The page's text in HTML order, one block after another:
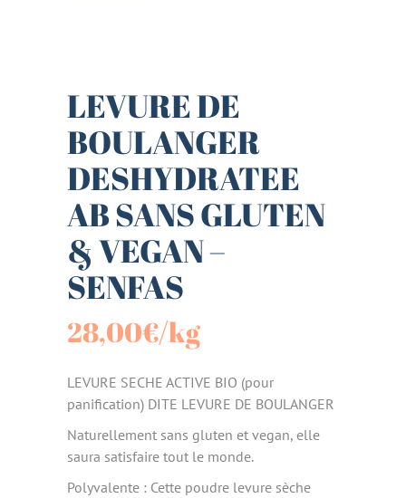
LEVURE DE
BOULANGER
DESHYDRATEE
AB SANS GLUTEN
& VEGAN –
SENFAS
28,00€/kg
LEVURE SECHE ACTIVE BIO (pour
panification) DITE LEVURE DE BOULANGER
Naturellement sans gluten et vegan, elle
saura satisfaire tout le monde.
Polyvalente : Cette poudre levure sèche